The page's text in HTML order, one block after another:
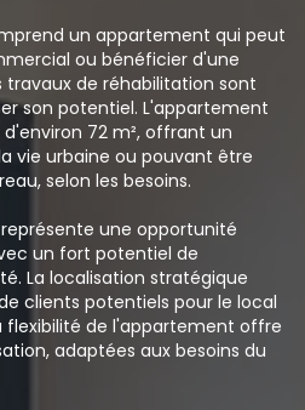
un appartement qui peut
ou bénéficier d'une
de réhabilitation sont
son potentiel. L'appartement
72 m², offrant un
vie urbaine ou pouvant être
selon les besoins.
une opportunité
un fort potentiel de
La localisation stratégique
clients potentiels pour le local
de l'appartement offre
adaptées aux besoins du